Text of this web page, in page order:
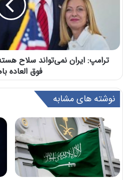
ترامپ: ایران نمی‌تواند سلاح
فوق العاده
نوشته های مشابه